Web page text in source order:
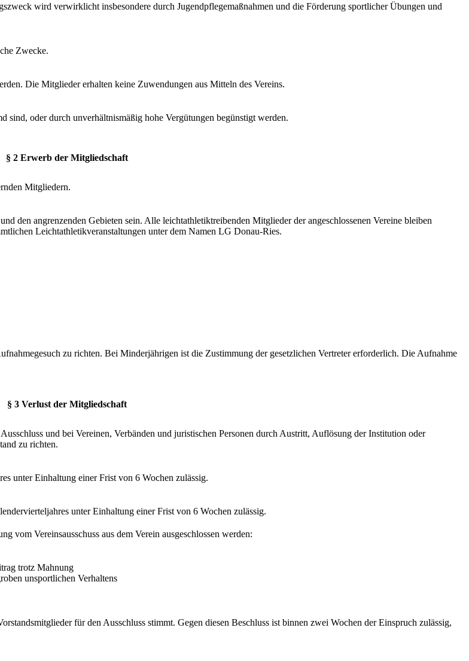
wird verwirklicht insbesondere durch Jugendpflegemaßnahmen und die Förderung sportlicher Übungen und
Zwecke.
Die Mitglieder erhalten keine Zuwendungen aus Mitteln des Vereins.
sind, oder durch unverhältnismäßig hohe Vergütungen begünstigt werden.
§ 2 Erwerb der Mitgliedschaft
Mitgliedern.
den angrenzenden Gebieten sein. Alle leichtathletiktreibenden Mitglieder der angeschlossenen Vereine bleiben
Leichtathletikveranstaltungen unter dem Namen LG Donau-Ries.
zu richten. Bei Minderjährigen ist die Zustimmung der gesetzlichen Vertreter erforderlich. Die Aufnahme
§ 3 Verlust der Mitgliedschaft
und bei Vereinen, Verbänden und juristischen Personen durch Austritt, Auflösung der Institution oder
zu richten.
unter Einhaltung einer Frist von 6 Wochen zulässig.
unter Einhaltung einer Frist von 6 Wochen zulässig.
vom Vereinsausschuss aus dem Verein ausgeschlossen werden:
trotz Mahnung
unsportlichen Verhaltens
für den Ausschluss stimmt. Gegen diesen Beschluss ist binnen zwei Wochen der Einspruch zulässig,